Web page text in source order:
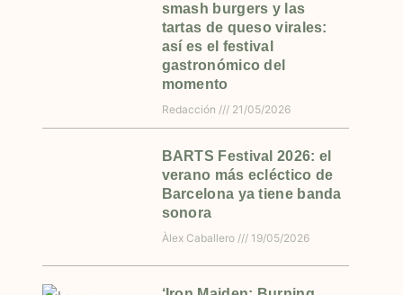
smash burgers y las
tartas de queso virales:
así es el festival
gastronómico del
momento
Redacción 21/05/2026
BARTS Festival 2026: el
verano más ecléctico de
Barcelona ya tiene banda
sonora
Àlex Caballero 19/05/2026